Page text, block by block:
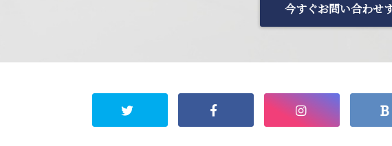
今すぐお問い合わせ